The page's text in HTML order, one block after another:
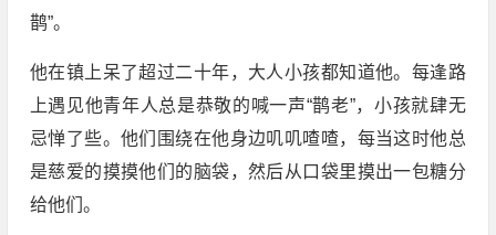
鹊”。
他在镇上呆了超过二十年，大人小孩都知道他。每逢路
上遇见他青年人总是恭敬的喊一声“鹊老”，小孩就肆无
忌惮了些。他们围绕在他身边叽叽喳喳，每当这时他总
是慈爱的摸摸他们的脑袋，然后从口袋里摸出一包糖分
给他们。